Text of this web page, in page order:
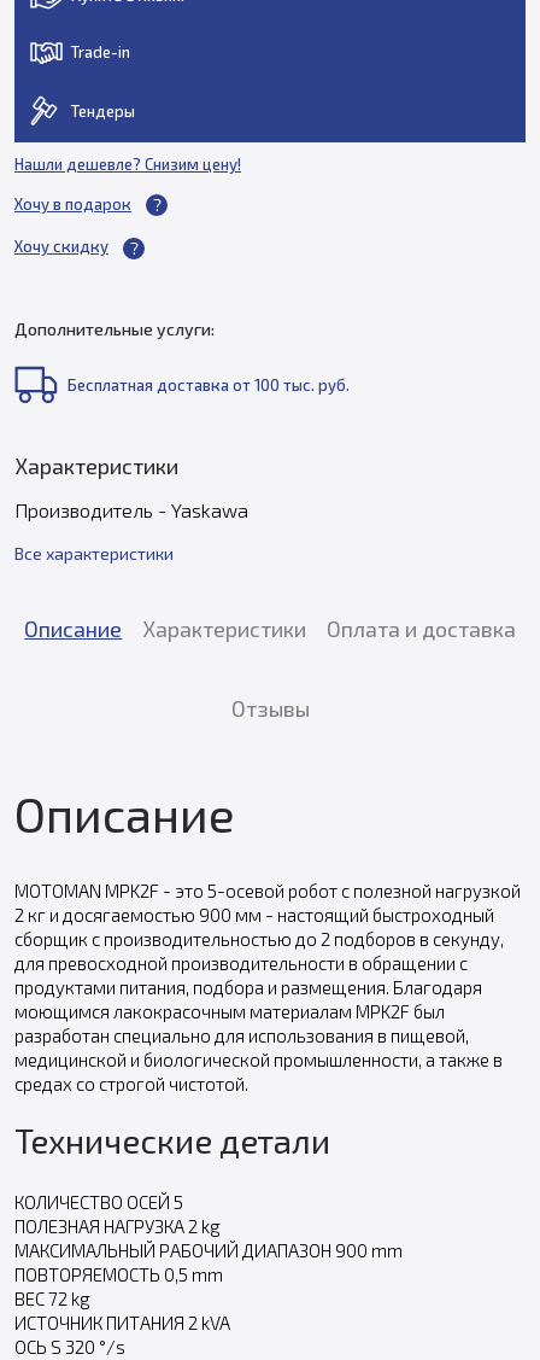
Trade-in
Тендеры
Нашли дешевле? Снизим цену!
Хочу в подарок
Хочу скидку
Дополнительные услуги:
Бесплатная доставка от 100 тыс. руб.
Характеристики
Производитель - Yaskawa
Все характеристики
Описание Характеристики Оплата и доставка
Отзывы
Описание
MOTOMAN MPK2F - это 5-осевой робот с полезной нагрузкой
2 кг и досягаемостью 900 мм - настоящий быстроходный
сборщик с производительностью до 2 подборов в секунду,
для превосходной производительности в обращении с
продуктами питания, подбора и размещения. Благодаря
моющимся лакокрасочным материалам MPK2F был
разработан специально для использования в пищевой,
медицинской и биологической промышленности, а также в
средах со строгой чистотой.
Технические детали
КОЛИЧЕСТВО ОСЕЙ 5
ПОЛЕЗНАЯ НАГРУЗКА 2 kg
МАКСИМАЛЬНЫЙ РАБОЧИЙ ДИАПАЗОН 900 mm
ПОВТОРЯЕМОСТЬ 0,5 mm
ВЕС 72 kg
ИСТОЧНИК ПИТАНИЯ 2 kVA
ОСЬ S 320 °/s